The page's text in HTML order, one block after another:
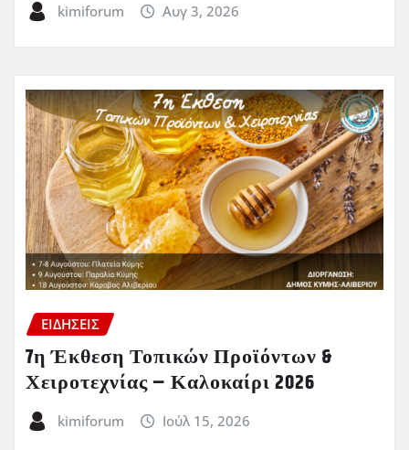
kimiforum Αυγ 3, 2026
ΕΙΔΗΣΕΙΣ
7η Έκθεση Τοπικών Προϊόντων &
Χειροτεχνίας – Καλοκαίρι 2026
kimiforum Ιούλ 15, 2026